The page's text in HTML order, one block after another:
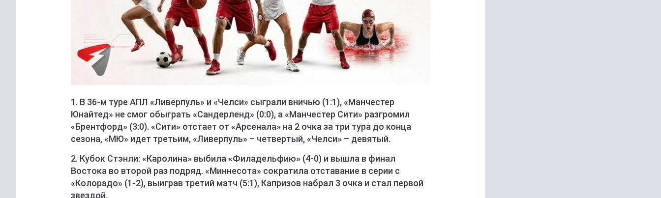
1. В 36-м туре АПЛ «Ливерпуль» и «Челси» сыграли вничью (1:1), «Манчестер
Юнайтед» не смог обыграть «Сандерленд» (0:0), а «Манчестер Сити» разгромил
«Брентфорд» (3:0). «Сити» отстает от «Арсенала» на 2 очка за три тура до конца
сезона, «МЮ» идет третьим, «Ливерпуль» – четвертый, «Челси» – девятый.
2. Кубок Стэнли: «Каролина» выбила «Филадельфию» (4-0) и вышла в финал
Востока во второй раз подряд. «Миннесота» сократила отставание в серии с
«Колорадо» (1-2), выиграв третий матч (5:1), Капризов набрал 3 очка и стал первой
звездой.